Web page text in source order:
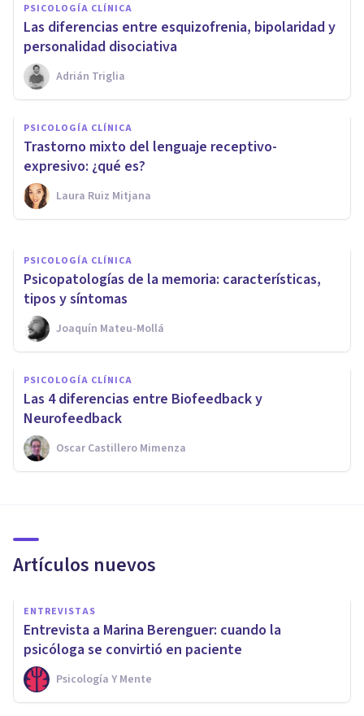
PSICOLOGÍA CLÍNICA
Las diferencias entre esquizofrenia, bipolaridad y
personalidad disociativa
Adrián Triglia
PSICOLOGÍA CLÍNICA
Trastorno mixto del lenguaje receptivo-
expresivo: ¿qué es?
Laura Ruiz Mitjana
Afasia de Wernicke:
descripción, síntomas y causas
Alex Figueroba
PSICOLOGÍA CLÍNICA
Psicopatologías de la memoria: características,
tipos y síntomas
Joaquín Mateu-Mollá
PSICOLOGÍA CLÍNICA
Las 4 diferencias entre Biofeedback y
Neurofeedback
Oscar Castillero Mimenza
Artículos nuevos
ENTREVISTAS
Entrevista a Marina Berenguer: cuando la
psicóloga se convirtió en paciente
Psicología Y Mente